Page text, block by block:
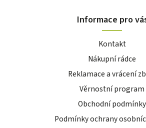
Informace pro
Kontakt
Nákupní rádce
Reklamace a vrácení
Věrnostní program
Obchodní podmínky
Podmínky ochrany